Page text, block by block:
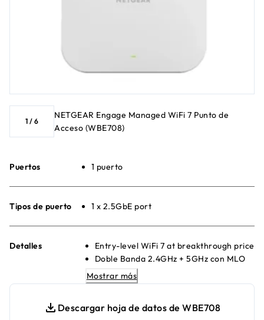
1 / 6
NETGEAR Engage Managed WiFi 7 Punto de
Acceso (WBE708)
Puertos 1 puerto
Tipos de puerto 1 x 2.5GbE port
Detalles
Entry-level WiFi 7 at breakthrough price
Doble Banda 2.4GHz + 5GHz con MLO
2.5G PoE+ Ethernet uplink para high
speeds
WPA3 encryption para strong network
Mostrar más
Descargar hoja de datos de WBE708